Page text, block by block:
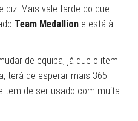
Mais vale tarde do que
Team Medallion e está à
de equipa, já que o item
terá de esperar mais 365
tem de ser usado com muita